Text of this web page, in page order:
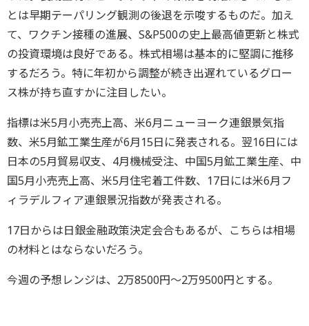
とは早期テーパリング観測の後退を示唆するものだ。加え
て、ワクチン接種の進展、S&P500の史上最高値更新と株式
の投資環境は良好である。株式相場は基本的に堅調に推移
するだろう。特に年初から調整が続き出遅れているグロー
ス株が持ち直すかに注目したい。
指標は米5月小売売上高、米6月ニューヨーク連銀景気指
数、米5月鉱工業生産が6月15日に発表される。翌16日には
日本の5月貿易収支、4月機械受注、中国5月鉱工業生産、中
国5月小売売上高、米5月住宅着工件数、17日には米6月フ
ィラデルフィア連銀景況指数が発表される。
17日からは日銀金融政策決定会合もあるが、こちらは相場
の材料とはならないだろう。
今週の予想レンジは、2万8500円～2万9500円とする。